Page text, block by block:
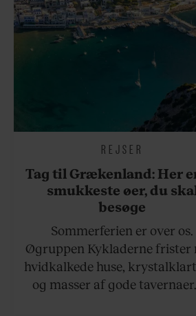
REJSER
Tag til Grækenland: Her
smukkeste øer, du
besøge
Sommerferien er over os.
Øgruppen Kykladerne frister
hvidkalkede huse,
og masser af gode